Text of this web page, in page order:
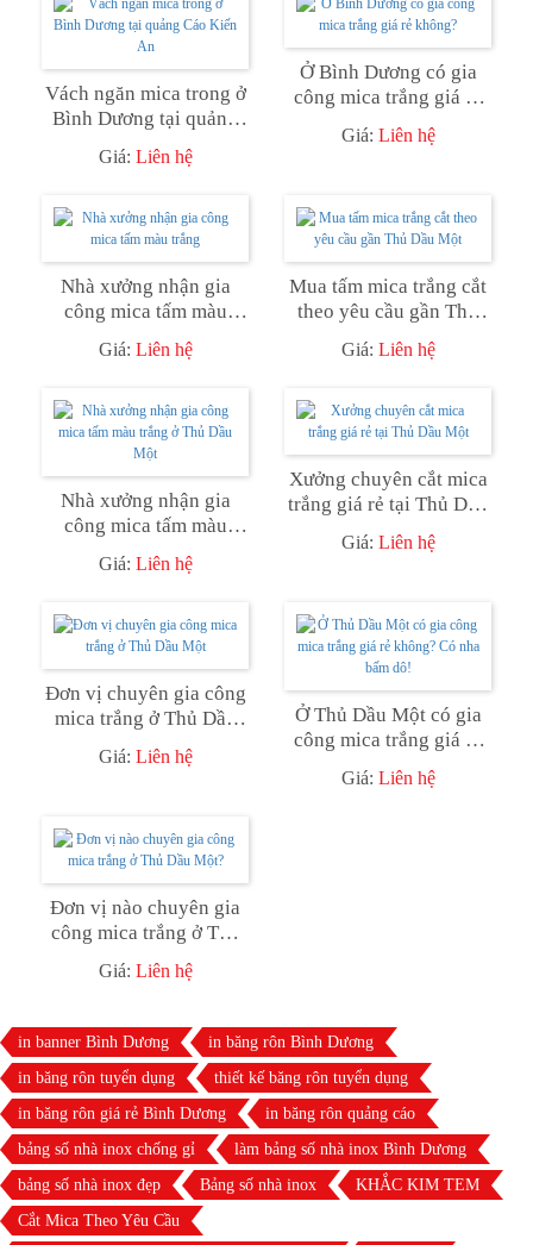
Vách ngăn mica trong ở
Bình Dương tại quảng
Cáo Kiến An
Giá: Liên hệ
Ở Bình Dương có gia
công mica trắng giá rẻ
không?
Giá: Liên hệ
Nhà xưởng nhận gia
công mica tấm màu
trắng
Giá: Liên hệ
Mua tấm mica trắng cắt
theo yêu cầu gần Thủ
Dầu Một
Giá: Liên hệ
Nhà xưởng nhận gia
công mica tấm màu
trắng ở Thủ Dầu Một
Giá: Liên hệ
Xưởng chuyên cắt mica
trắng giá rẻ tại Thủ Dầu
Một
Giá: Liên hệ
Đơn vị chuyên gia công
mica trắng ở Thủ Dầu
Một
Giá: Liên hệ
Ở Thủ Dầu Một có gia
công mica trắng giá rẻ
không? Có nha bấm dô!
Giá: Liên hệ
Đơn vị nào chuyên gia
công mica trắng ở Thủ
Dầu Một?
Giá: Liên hệ
in banner Bình Dương
in băng rôn Bình Dương
in băng rôn tuyển dụng
thiết kế băng rôn tuyển dụng
in băng rôn giá rẻ Bình Dương
in băng rôn quảng cáo
bảng số nhà inox chống gỉ
làm bảng số nhà inox Bình Dương
bảng số nhà inox đẹp
Bảng số nhà inox
KHẮC KIM TEM
Cắt Mica Theo Yêu Cầu